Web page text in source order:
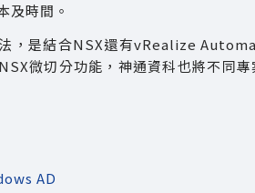
及時間。
，是結合NSX還有vRealize
微切分功能，神通資科也將不同
AD